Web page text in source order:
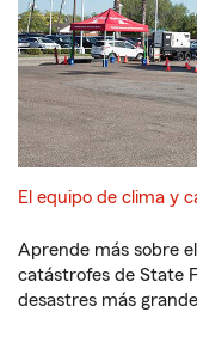
El equipo de clima y
Aprende más sobre
catástrofes de State
desastres más